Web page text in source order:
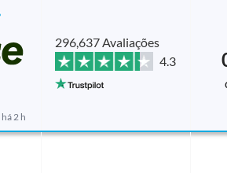
há 2 h
296,637 Avaliações
4.3